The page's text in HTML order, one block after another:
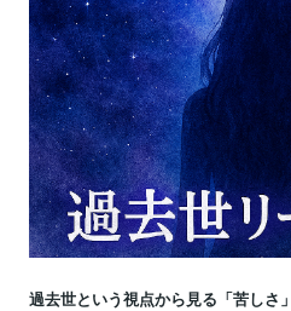
過去世という視点から見る「苦しさ」